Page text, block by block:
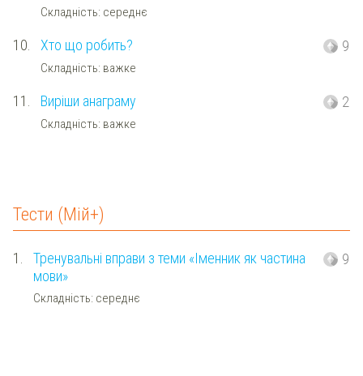
Складність: середнє
10. Хто що робить?
Складність: важке
9
11. Виріши анаграму
Складність: важке
2
Тести (Мій+)
1.
Тренувальні вправи з теми «Іменник як частина
мови»
Складність: середнє
9